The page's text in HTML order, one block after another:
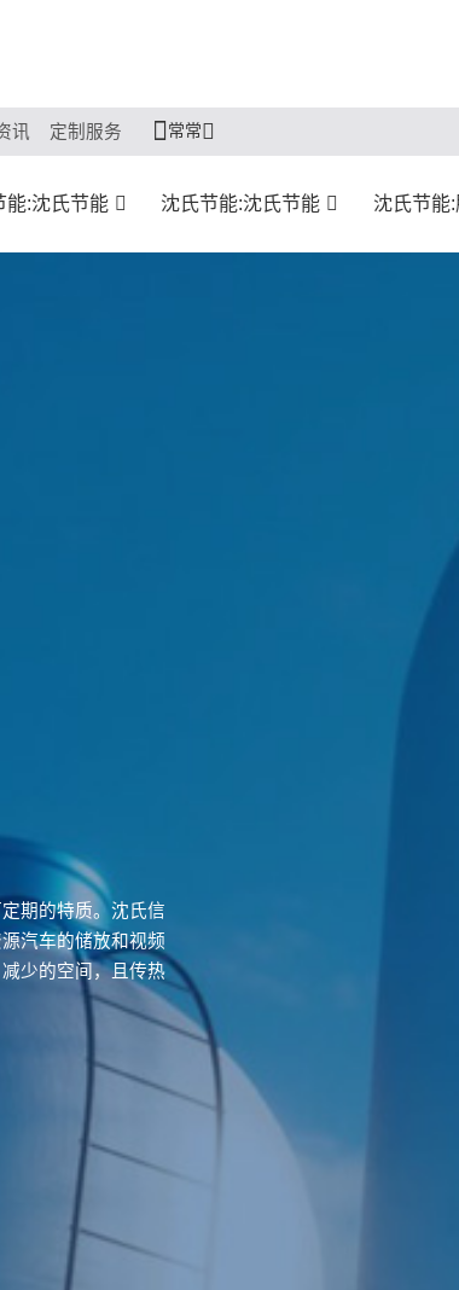
讯 定制服务 常常
能:沈氏节能 沈氏节能:沈氏节能 沈氏节能
期的特质。沈氏信
汽车的储放和视频
少的空间，且传热